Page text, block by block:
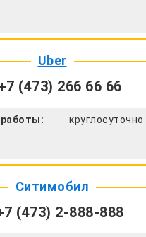
Uber
(473) 266 66 66
работы: круглосуточно
Ситимобил
(473) 2-888-888